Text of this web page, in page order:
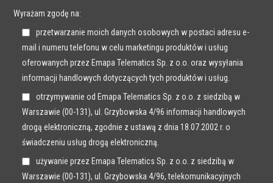
Wyrażam zgodę na:
przetwarzanie moich danych osobowych w postaci adresu e-
mail i numeru telefonu w celu marketingu produktów i usług
oferowanych przez Emapa Telematics Sp. z o.o. oraz wysyłania
informacji handlowych dotyczących tych produktów i usług.
otrzymywanie od Emapa Telematics Sp. z o.o. z siedzibą w
Warszawie (00-131), ul. Grzybowska 4/96 informacji handlowych
drogą elektroniczną, zgodnie z ustawą z dnia 18.07.2002 r. o
świadczeniu usług drogą elektroniczną.
używanie przez Emapa Telematics Sp. z o.o. z siedzibą w
Warszawie (00-131), ul. Grzybowska 4/96, telekomunikacyjnych